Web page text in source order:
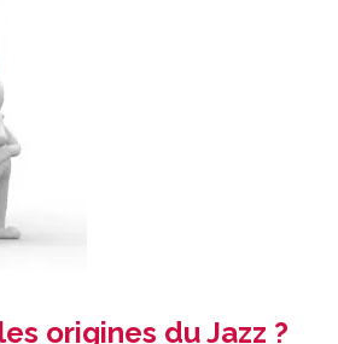
origines du Jazz ?